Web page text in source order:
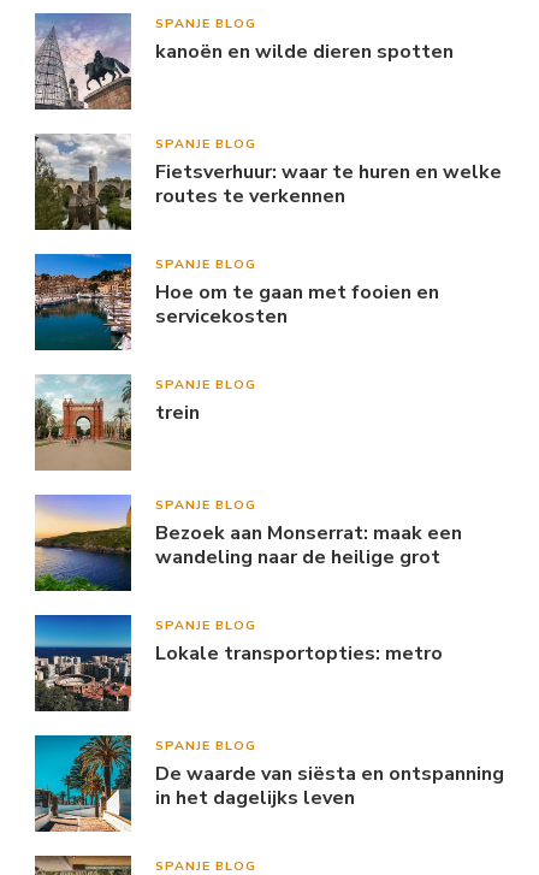
SPANJE BLOG
kanoën en wilde dieren spotten
SPANJE BLOG
Fietsverhuur: waar te huren en welke
routes te verkennen
SPANJE BLOG
Hoe om te gaan met fooien en
servicekosten
SPANJE BLOG
trein
SPANJE BLOG
Bezoek aan Monserrat: maak een
wandeling naar de heilige grot
SPANJE BLOG
Lokale transportopties: metro
SPANJE BLOG
De waarde van siësta en ontspanning
in het dagelijks leven
SPANJE BLOG